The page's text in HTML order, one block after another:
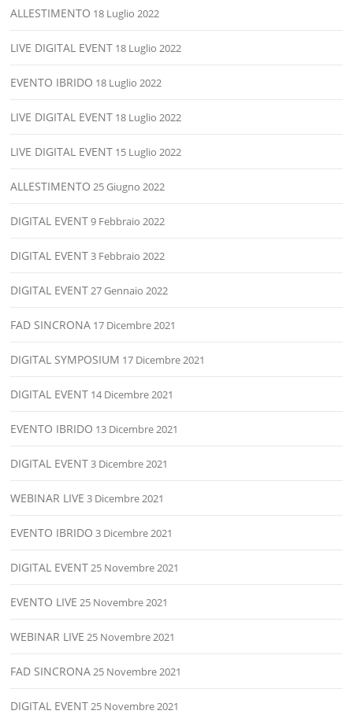
ALLESTIMENTO 18 Luglio 2022
LIVE DIGITAL EVENT 18 Luglio 2022
EVENTO IBRIDO 18 Luglio 2022
LIVE DIGITAL EVENT 18 Luglio 2022
LIVE DIGITAL EVENT 15 Luglio 2022
ALLESTIMENTO 25 Giugno 2022
DIGITAL EVENT9 Febbraio 2022
DIGITAL EVENT3 Febbraio 2022
DIGITAL EVENT27 Gennaio 2022
FAD SINCRONA 17 Dicembre 2021
DIGITAL SYMPOSIUM 17 Dicembre 2021
DIGITAL EVENT 14 Dicembre 2021
EVENTO IBRIDO 13 Dicembre 2021
DIGITAL EVENT3 Dicembre 2021
WEBINAR LIVE 3 Dicembre 2021
EVENTO IBRIDO 3 Dicembre 2021
DIGITAL EVENT25 Novembre 2021
EVENTO LIVE 25 Novembre 2021
WEBINAR LIVE 25 Novembre 2021
FAD SINCRONA25 Novembre 2021
DIGITAL EVENT25 Novembre 2021